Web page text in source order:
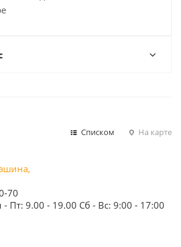
Списком На карте
70
Пт: 9.00 - 19.00 Сб - Вс: 9:00 - 17:00